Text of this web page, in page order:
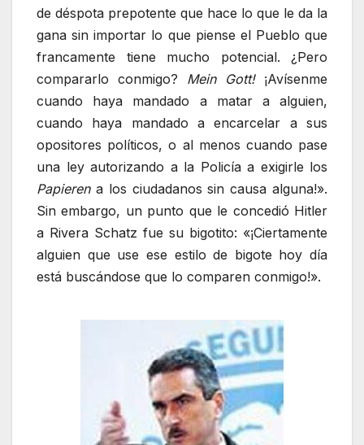
de déspota prepotente que hace lo que le da la
gana sin importar lo que piense el Pueblo que
francamente tiene mucho potencial. ¿Pero
compararlo conmigo? Mein Gott!¡Avísenme
cuando haya mandado a matar a alguien,
cuando haya mandado a encarcelar a sus
opositores políticos, o al menos cuando pase
una ley autorizando a la Policía a exigirle los
Papierena los ciudadanos sin causa alguna!».
Sin embargo, un punto que le concedió Hitler
a Rivera Schatz fue su bigotito: «¡Ciertamente
alguien que use ese estilo de bigote hoy día
está buscándose que lo comparen conmigo!».